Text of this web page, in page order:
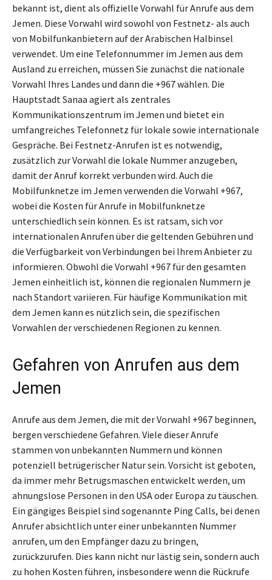
bekannt ist, dient als offizielle Vorwahl für Anrufe aus dem
Jemen. Diese Vorwahl wird sowohl von Festnetz- als auch
von Mobilfunkanbietern auf der Arabischen Halbinsel
verwendet. Um eine Telefonnummer im Jemen aus dem
Ausland zu erreichen, müssen Sie zunächst die nationale
Vorwahl Ihres Landes und dann die +967 wählen. Die
Hauptstadt Sanaa agiert als zentrales
Kommunikationszentrum im Jemen und bietet ein
umfangreiches Telefonnetz für lokale sowie internationale
Gespräche. Bei Festnetz-Anrufen ist es notwendig,
zusätzlich zur Vorwahl die lokale Nummer anzugeben,
damit der Anruf korrekt verbunden wird. Auch die
Mobilfunknetze im Jemen verwenden die Vorwahl +967,
wobei die Kosten für Anrufe in Mobilfunknetze
unterschiedlich sein können. Es ist ratsam, sich vor
internationalen Anrufen über die geltenden Gebühren und
die Verfügbarkeit von Verbindungen bei Ihrem Anbieter zu
informieren. Obwohl die Vorwahl +967 für den gesamten
Jemen einheitlich ist, können die regionalen Nummern je
nach Standort variieren. Für häufige Kommunikation mit
dem Jemen kann es nützlich sein, die spezifischen
Vorwahlen der verschiedenen Regionen zu kennen.
Gefahren von Anrufen aus dem
Jemen
Anrufe aus dem Jemen, die mit der Vorwahl +967 beginnen,
bergen verschiedene Gefahren. Viele dieser Anrufe
stammen von unbekannten Nummern und können
potenziell betrügerischer Natur sein. Vorsicht ist geboten,
da immer mehr Betrugsmaschen entwickelt werden, um
ahnungslose Personen in den USA oder Europa zu täuschen.
Ein gängiges Beispiel sind sogenannte Ping Calls, bei denen
Anrufer absichtlich unter einer unbekannten Nummer
anrufen, um den Empfänger dazu zu bringen,
zurückzurufen. Dies kann nicht nur lästig sein, sondern auch
zu hohen Kosten führen, insbesondere wenn die Rückrufe